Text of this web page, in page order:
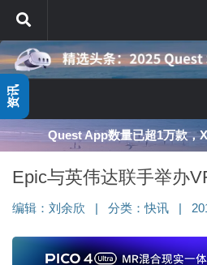
跳至内容
Quest App数量已超1万款，
Epic与英伟达联手举办
编辑： 刘余欣 分类：快讯
资讯